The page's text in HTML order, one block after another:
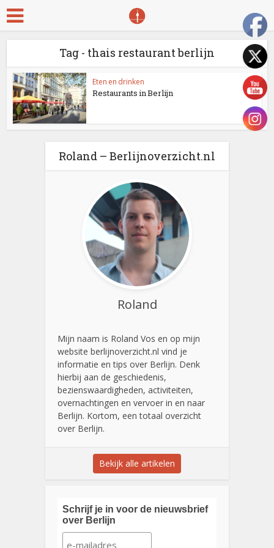
Tag - thais restaurant berlijn
Eten en drinken
Restaurants in Berlijn
Roland – Berlijnoverzicht.nl
Roland
Mijn naam is Roland Vos en op mijn
website berlijnoverzicht.nl vind je
informatie en tips over Berlijn. Denk
hierbij aan de geschiedenis,
bezienswaardigheden, activiteiten,
overnachtingen en vervoer in en naar
Berlijn. Kortom, een totaal overzicht
over Berlijn.
Bekijk alle artikelen
Schrijf je in voor de nieuwsbrief
over Berlijn